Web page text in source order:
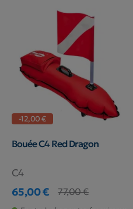
-12,00 €
Bouée C4 Red Dragon
C4
Prix
65,00 €
Prix de base
77,00 €